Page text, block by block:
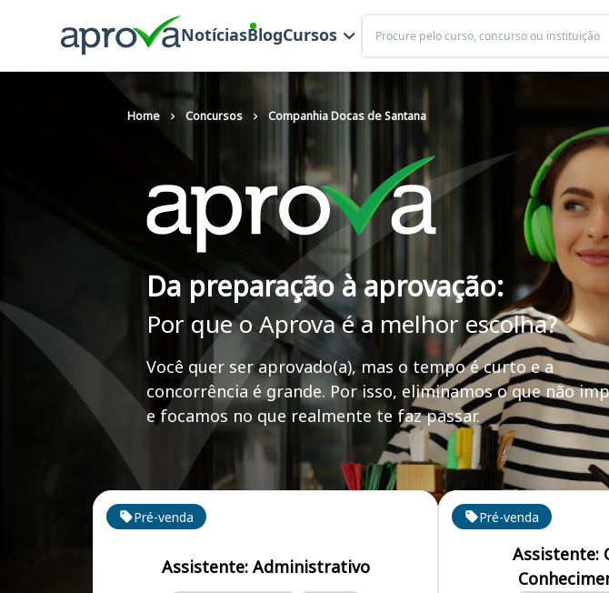
NotíciasBlogCursos
Buscar
Home Concursos Companhia Docas de Santana
Da preparação à aprovação:
Por que o Aprova é a melhor escolha?
Você quer ser aprovado(a), mas o tempo é curto e a
concorrência é grande. Por isso, eliminamos o que não
e focamos no que realmente te faz passar.
Cursos em destaque para passar no concurso CDSA (AP)
Pré-venda
Assistente: Administrativo
Pré-venda
Assistente: